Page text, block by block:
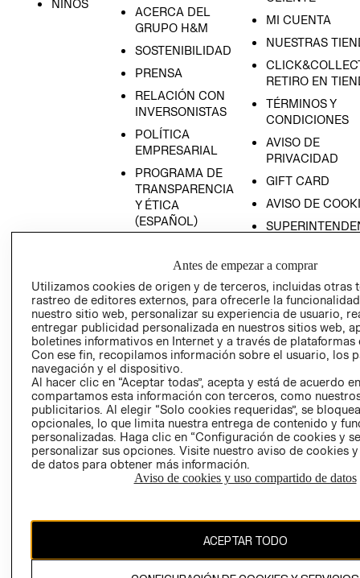
NIÑOS
ACERCA DEL
GRUPO H&M
SOSTENIBILIDAD
PRENSA
RELACIÓN CON
INVERSONISTAS
POLÍTICA
EMPRESARIAL
PROGRAMA DE
TRANSPARENCIA
Y ÉTICA
(ESPAÑOL)
TRANSPARENCIA
MI CUENTA
NUESTRAS
RETIRO EN
TÉRMINOS Y
CONDICIONES
AVISO DE
PRIVACIDAD
GIFT CARD
AVISO DE
PETICIONES
QUEJAS Y
RECLAMOS
Colombia ($)
CAMBIAR REGIÓN
El contenido de esta página web está protegido por copyright y es
propiedad de H&M Hennes & Mauritz AB.
Antes de empezar a comprar
Utilizamos cookies de origen y de terceros, incluidas otras
rastreo de editores externos, para ofrecerle la
nuestro sitio web, personalizar su experiencia de usuario,
entregar publicidad personalizada en nuestros sitios web,
boletines informativos en Internet y a través de plataformas
Con ese fin, recopilamos información sobre el usuario, los
navegación y el dispositivo.
Al hacer clic en “Aceptar todas”, acepta y está de acuerdo
compartamos esta información con terceros, como
publicitarios. Al elegir “Solo cookies requeridas”, se
opcionales, lo que limita nuestra entrega de contenido y
personalizadas. Haga clic en “Configuración de cookies y
personalizar sus opciones. Visite nuestro aviso de cookies
de datos para obtener más información.
Aviso de cookies y uso compartido de datos
ACEPTAR TODO